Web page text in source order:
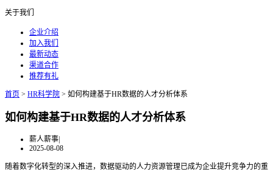
关于我们
企业介绍
加入我们
最新动态
渠道合作
推荐有礼
首页 > HR科学院 > 如何构建基于HR数据的人才分析体系
如何构建基于HR数据的人才分析体系
薪人薪事|
2025-08-08
随着数字化转型的深入推进，数据驱动的人力资源管理已成为企业提升竞争力的重